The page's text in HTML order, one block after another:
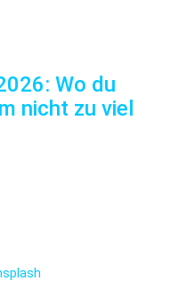
Wo du
nicht zu viel